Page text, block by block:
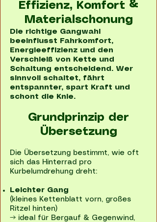
Effizienz, Komfort &
Materialschonung
Die richtige Gangwahl
beeinflusst Fahrkomfort,
Energieeffizienz und den
Verschleiß von Kette und
Schaltung entscheidend. Wer
sinnvoll schaltet, fährt
entspannter, spart Kraft und
schont die Knie.
Grundprinzip der
Übersetzung
Die Übersetzung bestimmt, wie oft
sich das Hinterrad pro
Kurbelumdrehung dreht:
Leichter Gang
(kleines Kettenblatt vorn, großes
Ritzel hinten)
→ ideal für Bergauf & Gegenwind,